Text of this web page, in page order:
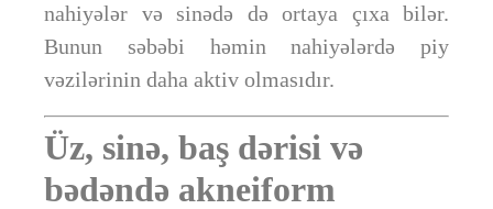
nahiyələr və sinədə də ortaya çıxa bilər.
Bunun səbəbi həmin nahiyələrdə piy
vəzilərinin daha aktiv olmasıdır.
Üz, sinə, baş dərisi və
bədəndə akneiform